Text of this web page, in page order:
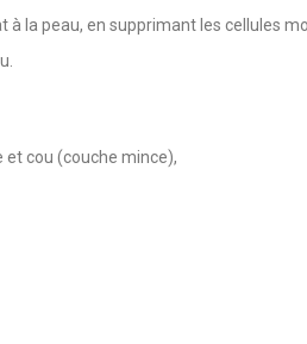
la peau, en supprimant les cellules
cou (couche mince),